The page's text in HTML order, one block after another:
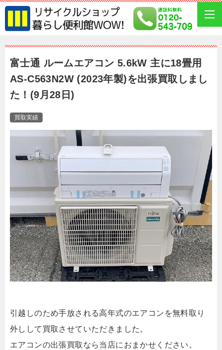
富士通 ルームエアコン 5.6kW 主に18畳用
AS-C563N2W (2023年製)を出張買取しまし
た！(9月28日)
買取実績
引越しのため手放される高年式のエアコンを無料取り
外しして買取させていただきました。
エアコンの出張買取なら当店におまかせください。